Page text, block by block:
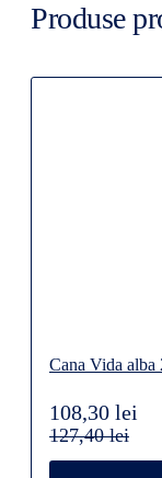
Produse
Cana Vida
108,30 lei
127,40 lei